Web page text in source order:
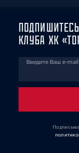
КЛУБА ХК
Введите Ваш e-mail